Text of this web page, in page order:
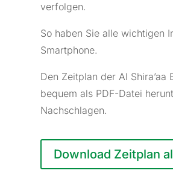
verfolgen.
So haben Sie alle wichtigen
Smartphone.
Den Zeitplan der Al
bequem als PDF-Datei
Nachschlagen.
Download Zeitplan